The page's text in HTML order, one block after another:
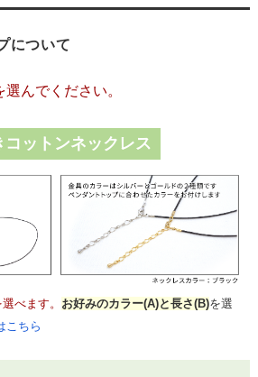
について
んでください。
コットンネックレス
べます。 お好みのカラー(A)と長さ(B)を選
こちら